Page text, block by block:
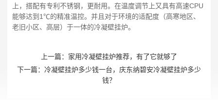
上，搭配有专利不锈钢，更耐用。在温度调节上又具有高速CPU
能够达到1℃的精准温控。并且对于环境的适配度（高寒地区、
老旧小区、高层）于一体的冷凝壁挂炉。
上一篇： 家用冷凝壁挂炉推荐，有了它就够了
下一篇： 冷凝壁挂炉多少钱一台，庆东纳碧安冷凝壁挂炉多少
钱？